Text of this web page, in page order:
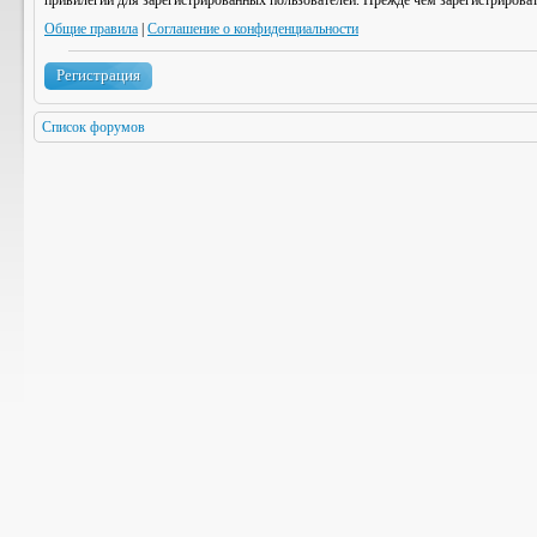
Общие правила Соглашение о конфиденциальности
Регистрация
Список форумов